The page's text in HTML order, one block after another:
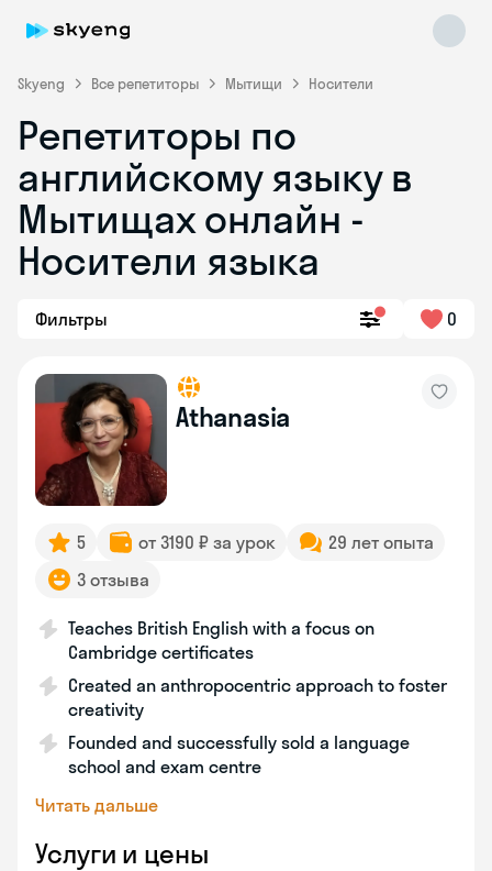
Skyeng Все репетиторы Мытищи Носители
Репетиторы по
английскому языку в
Мытищах онлайн -
Носители языка
Фильтры 0
Athanasia
5 от 3190 ₽ за урок
29 лет опыта
3 отзыва
Teaches British English with a focus on
Cambridge certificates
Created an anthropocentric approach to foster
creativity
Founded and successfully sold a language
school and exam centre
Читать дальше
Услуги и цены